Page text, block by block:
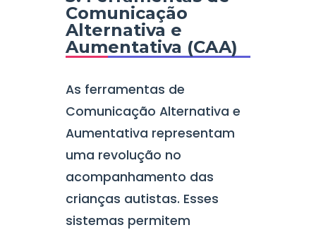
Comunicação
Alternativa e
Aumentativa (CAA)
As ferramentas de
Comunicação Alternativa e
Aumentativa representam
uma revolução no
acompanhamento das
crianças autistas. Esses
sistemas permitem